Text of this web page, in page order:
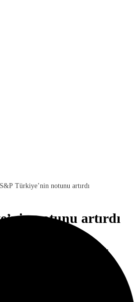
S&P Türkiye’nin notunu artırdı
notunu artırdı
tarafından yayınlandı